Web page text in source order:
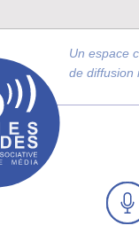
Un espace
de diffusion